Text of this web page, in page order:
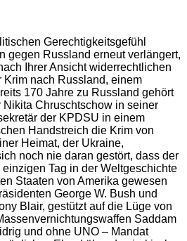
Gerechtigkeitsgefühl
gegen Russland erneut verlängert,
Ihrer Ansicht widerrechtlichen
nach Russland, einem
170 Jahre zu Russland gehört
Nikita Chruschtschow in seiner
der KPDSU in einem
Handstreich die Krim von
Heimat, der Ukraine,
noch nie daran gestört, dass der
einzigen Tag in der Weltgeschichte
Staaten von Amerika gewesen
George W. Bush und
Blair, gestützt auf die Lüge von
Saddam
und ohne UNO – Mandat